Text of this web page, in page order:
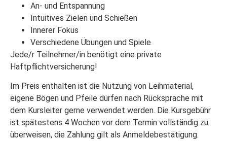
An- und Entspannung
Intuitives Zielen und Schießen
Innerer Fokus
Verschiedene Übungen und Spiele
Jede/r Teilnehmer/in benötigt eine private
Haftpflichtversicherung!
Im Preis enthalten ist die Nutzung von Leihmaterial,
eigene Bögen und Pfeile dürfen nach Rücksprache mit
dem Kursleiter gerne verwendet werden. Die Kursgebühr
ist spätestens 4 Wochen vor dem Termin vollständig zu
überweisen, die Zahlung gilt als Anmeldebestätigung.